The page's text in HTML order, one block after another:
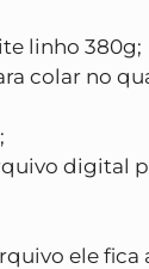
linho 380g;
colar no
digital
ele fica